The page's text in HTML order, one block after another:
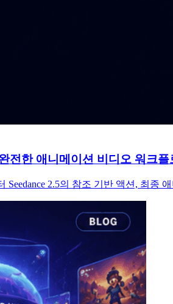
전한 애니메이션 비디오 워크플
Seedance 2.5의 참조 기반 액션, 최종